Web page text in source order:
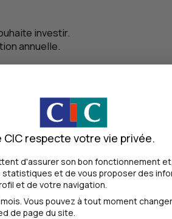
investir.
annuelle.
de l’abondement.
montant.
de ses objectifs.
CIC respecte votre vie privée.
d'assurer son bon fonctionnement
et de vous proposer des
et de votre navigation.
Vous pouvez à tout moment
de page du site.